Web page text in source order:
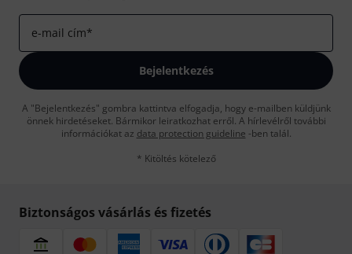
e-mail cím*
Bejelentkezés
A "Bejelentkezés" gombra kattintva elfogadja, hogy e-mailben küldjünk
önnek hirdetéseket. Bármikor leiratkozhat erről. A hírlevélről további
információkat az data protection guideline -ben talál.
* Kitöltés kötelező
Biztonságos vásárlás és fizetés